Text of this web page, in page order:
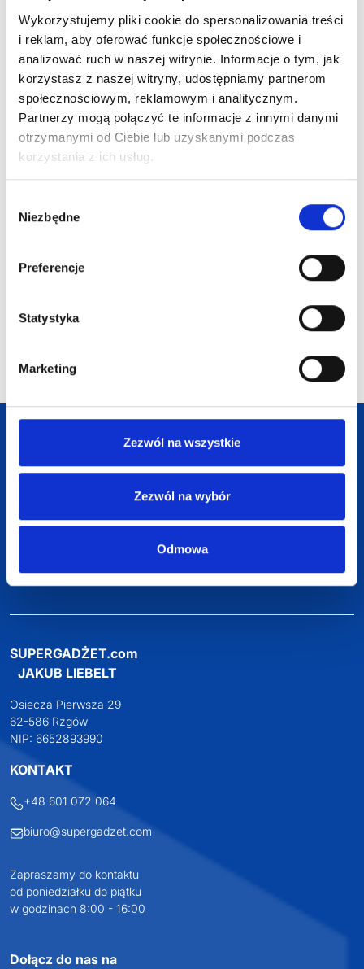
Wykorzystujemy pliki cookie do spersonalizowania treści
i reklam, aby oferować funkcje społecznościowe i
analizować ruch w naszej witrynie. Informacje o tym, jak
korzystasz z naszej witryny, udostępniamy partnerom
społecznościowym, reklamowym i analitycznym.
Partnerzy mogą połączyć te informacje z innymi danymi
otrzymanymi od Ciebie lub uzyskanymi podczas
korzystania z ich usług.
zgody
Niezbędne
Preferencje
Statystyka
Marketing
Zezwól na wszystkie
Zezwól na wybór
Odmowa
Zobacz również
Dostępne różne
21,58 zł netto
z
22,70
Darmowa wizualizacja
Szeroka oferta produktów
SUPERGADŻET.com
JAKUB LIEBELT
Osiecza Pierwsza 29
62-586 Rzgów
NIP: 6652893990
KONTAKT
+48 601 072 064
biuro@supergadzet.com
Zapraszamy do kontaktu
od poniedziałku do piątku
w godzinach 8:00 - 16:00
Dołącz do nas na